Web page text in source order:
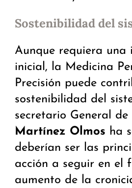
Sostenibilidad del
Aunque requiera una
inicial, la Medicina
Precisión puede
sostenibilidad del
secretario General de
Martínez Olmos ha
deberían ser las
acción a seguir en el
aumento de la